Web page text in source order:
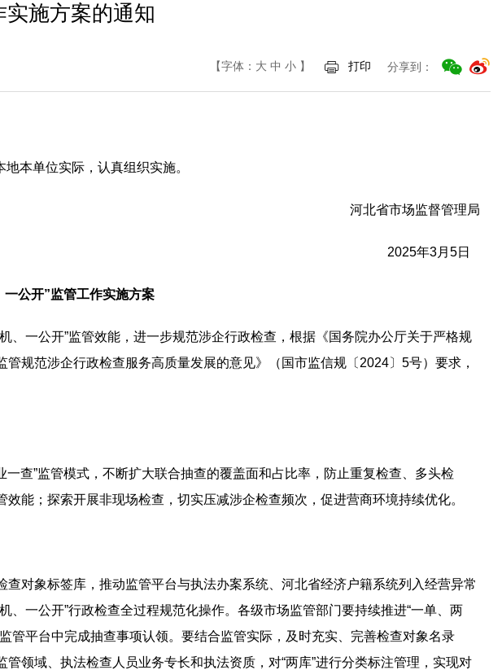
实施方案的通知
【字体： 大 中 小 】 打印 分享到：
本单位实际，认真组织实施。
河北省市场监督管理局
2025年3月5日
公开”监管工作实施方案
一公开”监管效能，进一步规范涉企行政检查，根据《国务院办公厅关于严格规
规范涉企行政检查服务高质量发展的意见》（国市监信规〔2024〕5号）要求，
查”监管模式，不断扩大联合抽查的覆盖面和占比率，防止重复检查、多头检
能；探索开展非现场检查，切实压减涉企检查频次，促进营商环境持续优化。
对象标签库，推动监管平台与执法办案系统、河北省经济户籍系统列入经营异常
一公开”行政检查全过程规范化操作。各级市场监管部门要持续推进“一单、两
管平台中完成抽查事项认领。要结合监管实际，及时充实、完善检查对象名录
领域、执法检查人员业务专长和执法资质，对“两库”进行分类标注管理，实现对